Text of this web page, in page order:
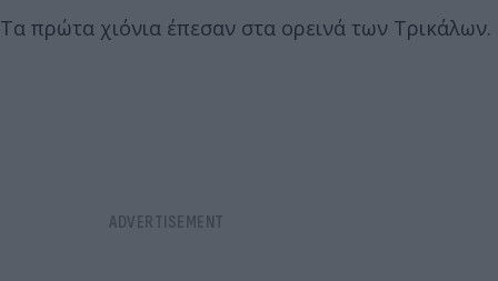
Τα πρώτα χιόνια έπεσαν στα ορεινά των Τρικάλων.